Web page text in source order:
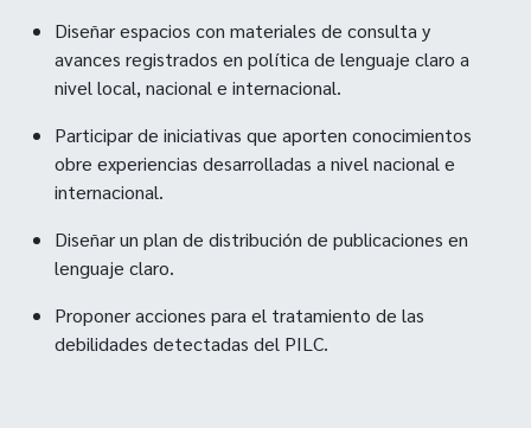
Diseñar espacios con materiales de consulta y
avances registrados en política de lenguaje claro a
nivel local, nacional e internacional.
Participar de iniciativas que aporten conocimientos
obre experiencias desarrolladas a nivel nacional e
internacional.
Diseñar un plan de distribución de publicaciones en
lenguaje claro.
Proponer acciones para el tratamiento de las
debilidades detectadas del PILC.